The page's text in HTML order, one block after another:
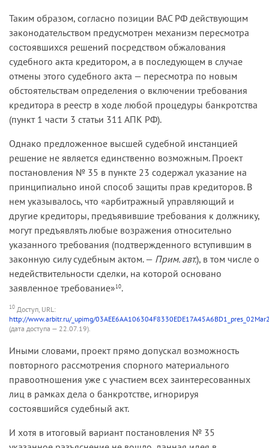
Таким образом, согласно позиции ВАС РФ действующим
законодательством предусмотрен механизм пересмотра
состоявшихся решений посредством обжалования
судебного акта кредитором, а в последующем в случае
отмены этого судебного акта — пересмотра по новым
обстоятельствам определения о включении требования
кредитора в реестр в ходе любой процедуры банкротства
(пункт 1 части 3 статьи 311 АПК РФ).
Однако предложенное высшей судебной инстанцией
решение не является единственно возможным. Проект
постановления № 35 в пункте 23 содержал указание на
принципиально иной способ защиты прав кредиторов. В
нем указывалось, что «арбитражный управляющий и
другие кредиторы, предъявившие требования к должнику,
могут предъявлять любые возражения относительно
указанного требования (подтвержденного вступившим в
законную силу судебным актом. — Прим. авт.), в том числе о
недействительности сделки, на которой основано
заявленное требование»10.
10 Доступ, URL:
http://www.arbitr.ru/_upimg/
(дата доступа — 22.07.19).
Иными словами, проект прямо допускал возможность
повторного рассмотрения спорного материального
правоотношения уже с участием всех заинтересованных
лиц в рамках дела о банкротстве, игнорируя
состоявшийся судебный акт.
И хотя в итоговый вариант постановления № 35